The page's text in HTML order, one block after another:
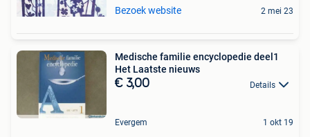
Bezoek website 2 mei 23
Medische familie encyclopedie deel1
Het Laatste nieuws
€ 3,00 Details
Evergem 1 okt 19